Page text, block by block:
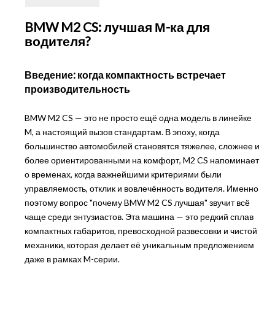
BMW M2 CS: лучшая М-ка для
водителя?
Введение: когда компактность встречает
производительность
BMW M2 CS — это не просто ещё одна модель в линейке
M, а настоящий вызов стандартам. В эпоху, когда
большинство автомобилей становятся тяжелее, сложнее и
более ориентированными на комфорт, M2 CS напоминает
о временах, когда важнейшими критериями были
управляемость, отклик и вовлечённость водителя. Именно
поэтому вопрос "почему BMW M2 CS лучшая" звучит всё
чаще среди энтузиастов. Эта машина — это редкий сплав
компактных габаритов, превосходной развесовки и чистой
механики, которая делает её уникальным предложением
даже в рамках M-серии.